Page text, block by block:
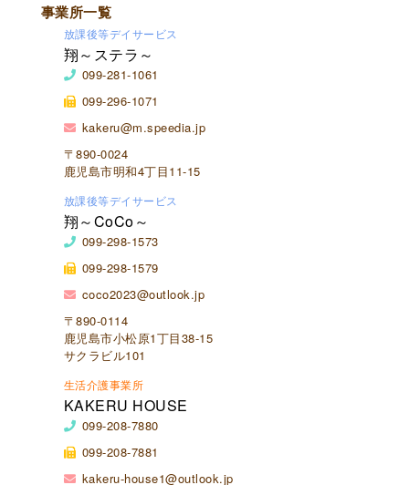
事業所一覧
放課後等デイサービス
翔～ステラ～
099-281-1061
099-296-1071
kakeru@m.speedia.jp
〒890-0024
鹿児島市明和4丁目11-15
放課後等デイサービス
翔～CoCo～
099-298-1573
099-298-1579
coco2023@outlook.jp
〒890-0114
鹿児島市小松原1丁目38-15
サクラビル101
生活介護事業所
KAKERU HOUSE
099-208-7880
099-208-7881
kakeru-house1@outlook.jp